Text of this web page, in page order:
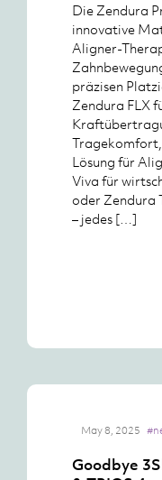
Die Zendura
innovative
Aligner-
präzisen
Zendura FLX
Lösung für
Viva für
oder Zendura
– jedes […]
May 8, 2025
Goodbye